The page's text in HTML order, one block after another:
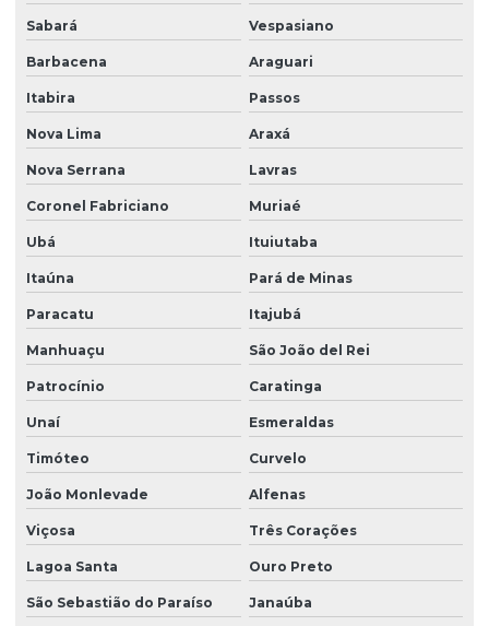
Empreiteira de plantio de grama esmeralda em sp
Empresa de árvores nativas
Empresa de árvores nativas em paraná
Empresa de árvores nativas em são paulo
Empresa de grama batatais
Empresa de grama bermuda
Empresa de grama bermuda em paraná
Empresa de grama esmeralda
Empresa de grama esmeralda em paraná
Empresa de grama esmeralda em são paulo
Empresa de grama são carlos
Empresa de grama são carlos em paraná
Empresa de grama são carlos em são paulo
Empresa de hidrossemeadura
Empresa de leiva de grama
Sabará Vespasiano
Barbacena Araguari
Itabira Passos
Nova Lima Araxá
Nova Serrana Lavras
Coronel Fabriciano Muriaé
Ubá Ituiutaba
Itaúna Pará de Minas
Paracatu Itajubá
Manhuaçu São João del Rei
Patrocínio Caratinga
Unaí Esmeraldas
Timóteo Curvelo
João Monlevade Alfenas
Viçosa Três Corações
Lagoa Santa Ouro Preto
São Sebastião do Paraíso Janaúba